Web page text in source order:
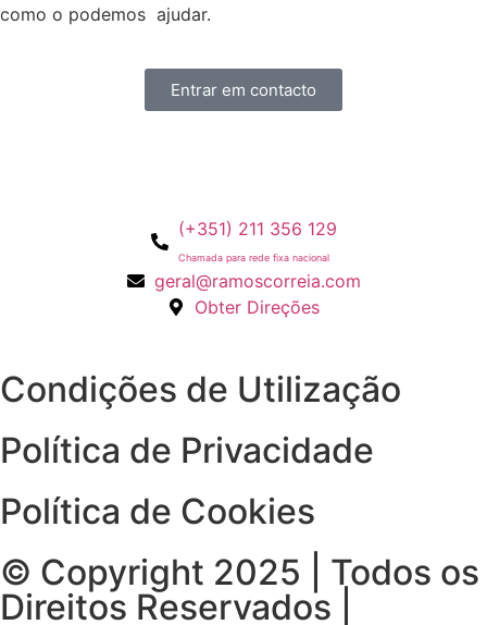
como o podemos ajudar.
Entrar em contacto
(+351) 211 356 129
Chamada para rede fixa nacional
geral@ramoscorreia.com
Obter Direções
Condições de Utilização
Política de Privacidade
Política de Cookies
© Copyright 2025 | Todos os
Direitos Reservados |